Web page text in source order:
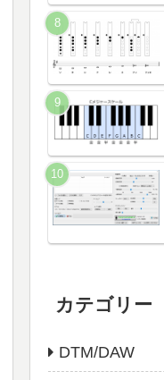
カテゴリー
DTM/DAW